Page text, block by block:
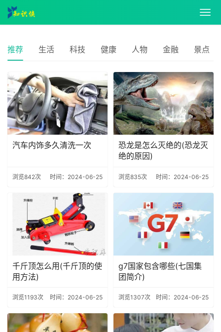
推荐 生活 科技 健康 人物 金融 景点
汽车内饰多久清洗一次
浏览842次 时间：2024-06-25
恐龙是怎么灭绝的(恐龙灭
绝的原因)
浏览835次 时间：2024-06-25
千斤顶怎么用(千斤顶的使
用方法)
浏览1193次 时间：2024-06-25
g7国家包含哪些(七国集
团简介)
浏览1307次 时间：2024-06-25